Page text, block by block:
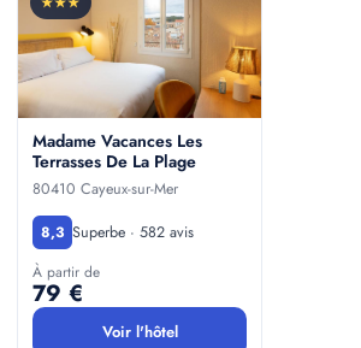
Madame Vacances Les
Terrasses De La Plage
80410 Cayeux-sur-Mer
8,3 Superbe · 582 avis
À partir de
79 €
Voir l'hôtel